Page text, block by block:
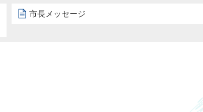
市長メッセージ